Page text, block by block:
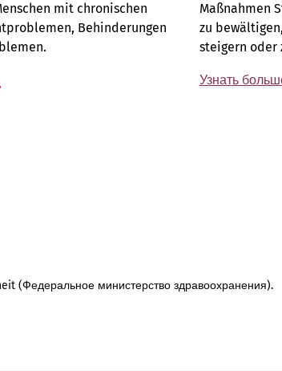
mit chronischen
Behinderungen
Maßnahmen
zu
steigern oder
Узнать
(Федеральное министерство здравоохранения).